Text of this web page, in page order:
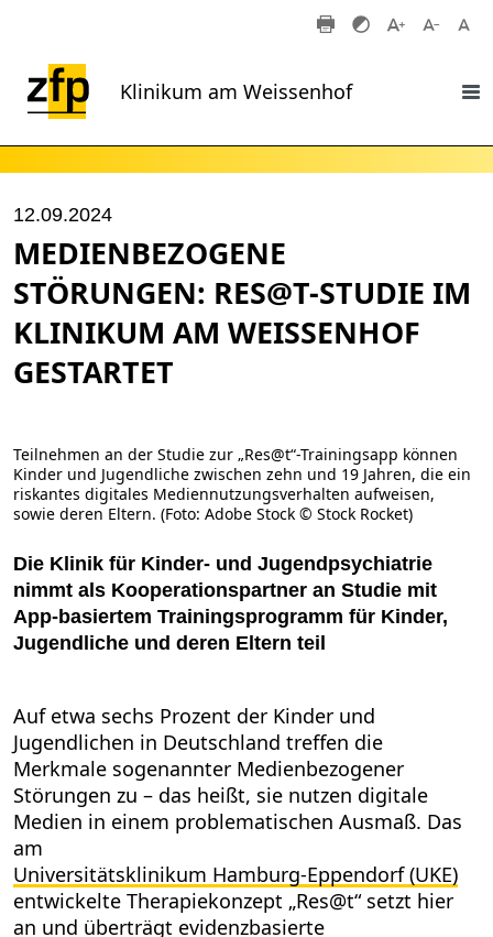
Klinikum am Weissenhof
12.09.2024
MEDIENBEZOGENE
STÖRUNGEN: RES@T-STUDIE IM
KLINIKUM AM WEISSENHOF
GESTARTET
Teilnehmen an der Studie zur „Res@t“-Trainingsapp können
Kinder und Jugendliche zwischen zehn und 19 Jahren, die ein
riskantes digitales Mediennutzungsverhalten aufweisen,
sowie deren Eltern. (Foto: Adobe Stock © Stock Rocket)
Die Klinik für Kinder- und Jugendpsychiatrie
nimmt als Kooperationspartner an Studie mit
App-basiertem Trainingsprogramm für Kinder,
Jugendliche und deren Eltern teil
Auf etwa sechs Prozent der Kinder und
Jugendlichen in Deutschland treffen die
Merkmale sogenannter Medienbezogener
Störungen zu – das heißt, sie nutzen digitale
Medien in einem problematischen Ausmaß. Das
am
Universitätsklinikum Hamburg-Eppendorf (UKE)
entwickelte Therapiekonzept „Res@t“ setzt hier
an und überträgt evidenzbasierte